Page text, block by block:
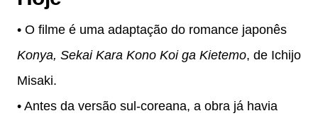
• O filme é uma adaptação do romance japonês
Konya, Sekai Kara Kono Koi ga Kietemo, de Ichijo
Misaki.
• Antes da versão sul-coreana, a obra já havia